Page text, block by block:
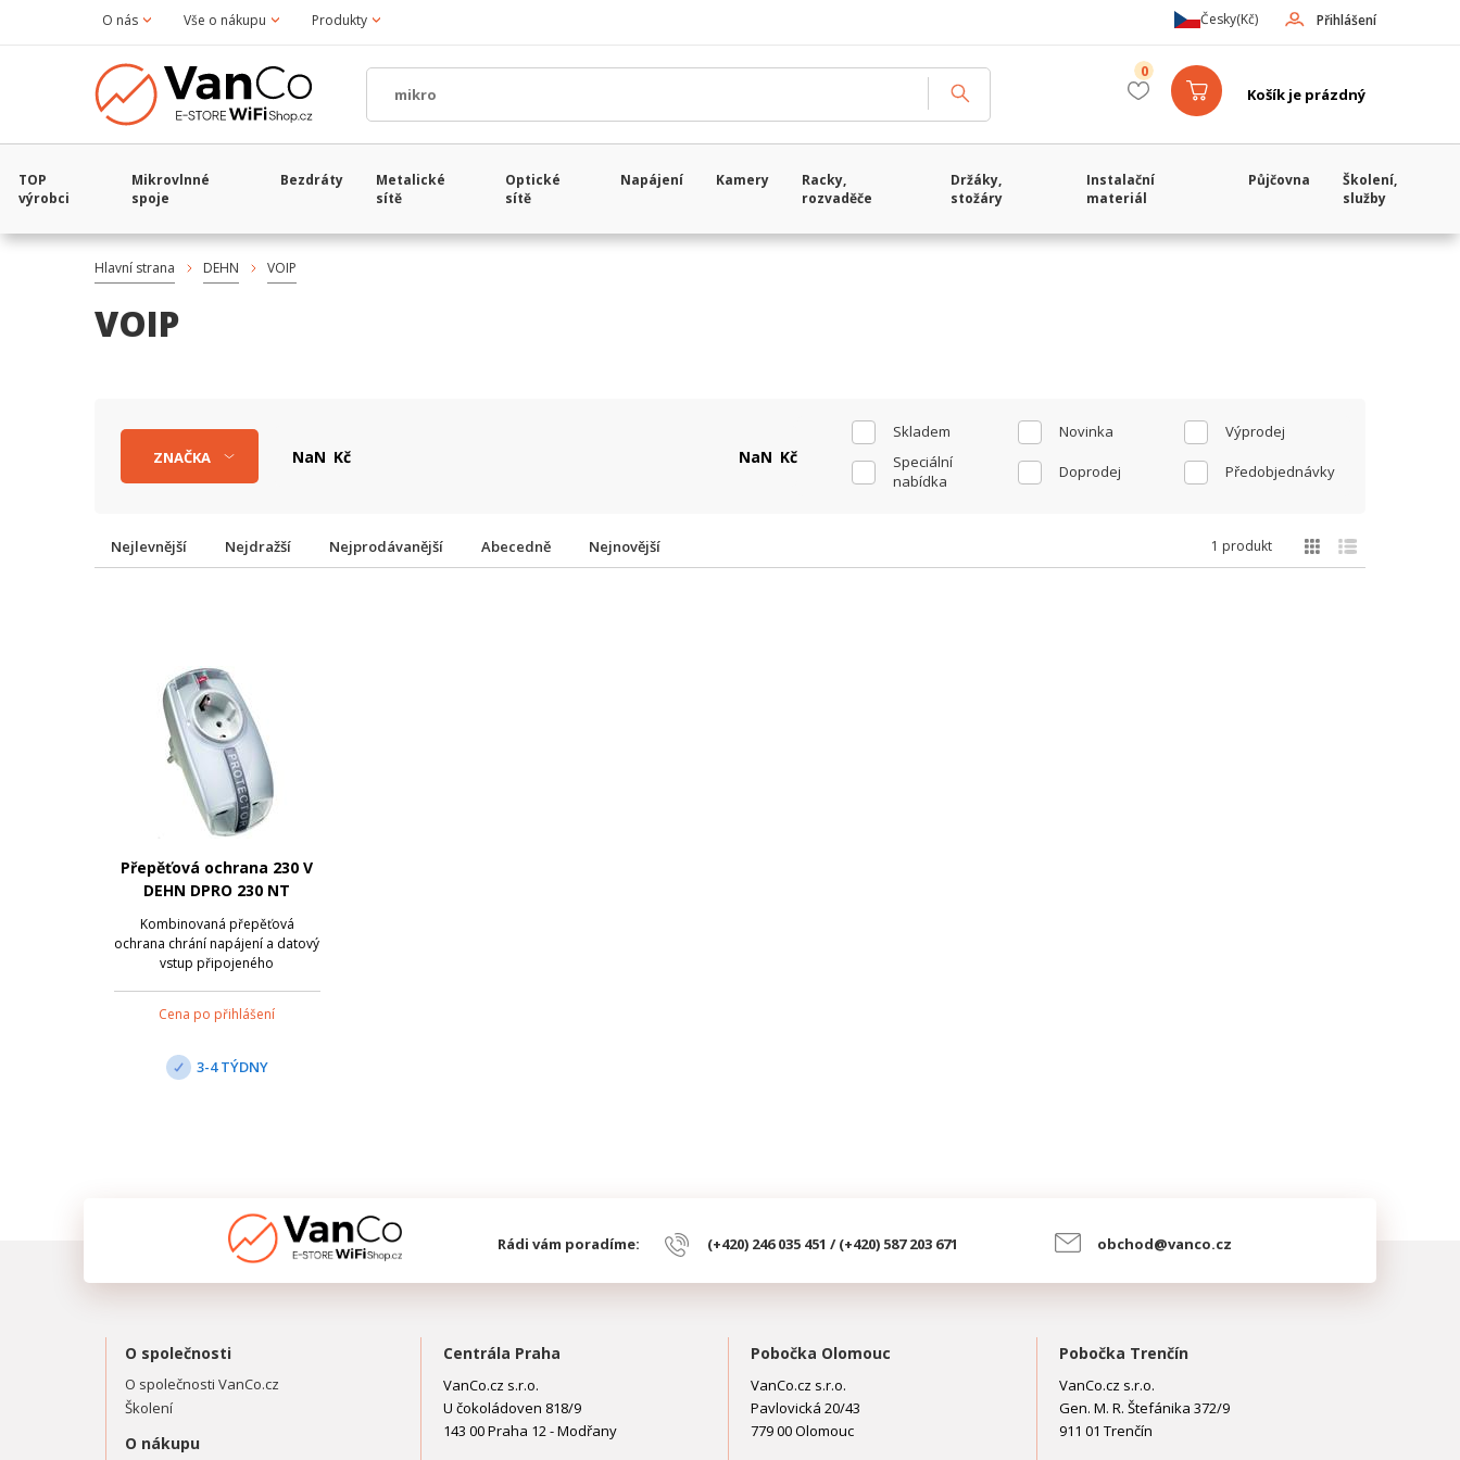
O nás Vše o nákupu Produkty Přihlášení
Česky(Kč)
Košík je prázdný
0
TOP
výrobci
Mikrovlnné
spoje
Bezdráty
Metalické
sítě
Optické
sítě
Napájení Kamery
Racky,
rozvaděče
Držáky,
stožáry
Instalační
materiál
Půjčovna
Školení,
služby
Hlavní strana DEHN VOIP
VOIP
Skladem Novinka
Výprodej
Speciální
nabídka
Doprodej Předobjednávky
Kč Kč
ZNAČKA
Nejlevnější Nejdražší Nejprodávanější Abecedně Nejnovější 1 produkt
Přepěťová ochrana 230 V
DEHN DPRO 230 NT
Kombinovaná přepěťová
ochrana chrání napájení a datový
vstup připojeného
faxů. Adaptér je vybaven
provoz/porucha, zásuvka je
opatřena dětskou pojistkou.
Cena po přihlášení
3-4 TÝDNY
Rádi vám poradíme: (+420) 246 035 451 / (+420) 587 203 671 obchod@vanco.cz
O společnosti
O společnosti VanCo.cz
Školení
O nákupu
Centrála Praha
VanCo.cz s.r.o.
U čokoládoven 818/9
143 00 Praha 12 - Modřany
Pobočka Olomouc
VanCo.cz s.r.o.
Pavlovická 20/43
779 00 Olomouc
Pobočka Trenčín
VanCo.cz s.r.o.
Gen. M. R. Štefánika 372/9
911 01 Trenčín